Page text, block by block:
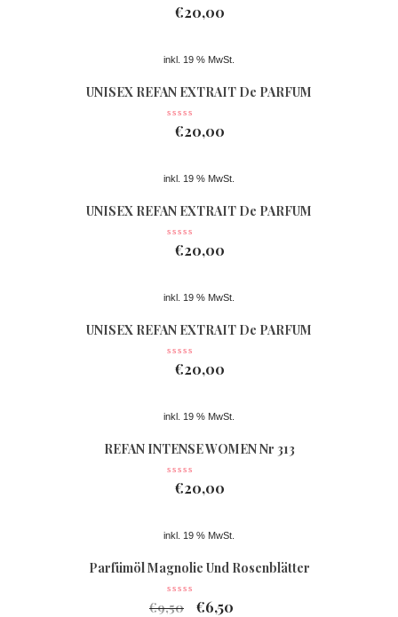
€20,00
inkl. 19 % MwSt.
UNISEX REFAN EXTRAIT De PARFUM
Nr 362
€20,00
inkl. 19 % MwSt.
UNISEX REFAN EXTRAIT De PARFUM
Nr 074
€20,00
inkl. 19 % MwSt.
UNISEX REFAN EXTRAIT De PARFUM
Nr 363
€20,00
inkl. 19 % MwSt.
REFAN INTENSE WOMEN Nr 313
€20,00
inkl. 19 % MwSt.
Parfümöl Magnolie Und Rosenblätter
€9,50 €6,50